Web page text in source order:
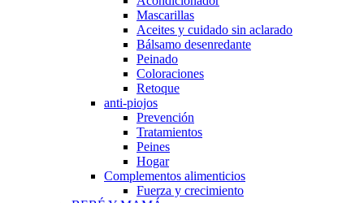
Mascarillas
Aceites y cuidado sin aclarado
Bálsamo desenredante
Peinado
Coloraciones
Retoque
anti-piojos
Prevención
Tratamientos
Peines
Hogar
Complementos alimenticios
Fuerza y crecimiento